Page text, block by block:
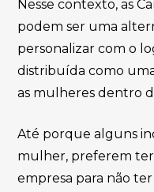
Nesse contexto, as
podem ser uma
personalizar com o
distribuída como
as mulheres dentro
Até porque alguns
mulher, preferem
empresa para não